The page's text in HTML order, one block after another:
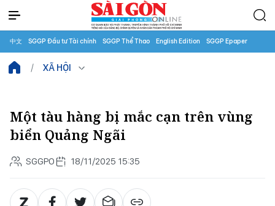
中文 SGGP Đầu tư Tài chính SGGP Thể Thao English Edition SGGP Epaper
XÃ HỘI
Một tàu hàng bị mắc cạn trên vùng
biển Quảng Ngãi
SGGPO 18/11/2025 15:35